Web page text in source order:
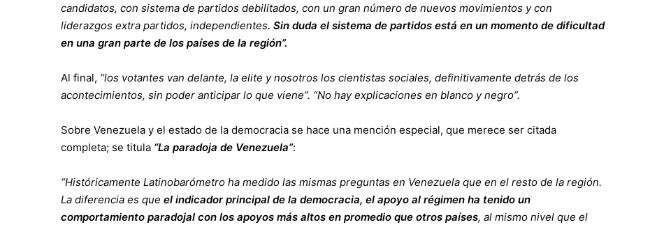
candidatos, con sistema de partidos debilitados, con un gran número de nuevos movimientos y con
liderazgos extra partidos, independientes. Sin duda el sistema de partidos está en un momento de dificultad
en una gran parte de los países de la región”.
Al final, “los votantes van delante, la elite y nosotros los cientistas sociales, definitivamente detrás de los
acontecimientos, sin poder anticipar lo que viene”. “No hay explicaciones en blanco y negro”.
Sobre Venezuela y el estado de la democracia se hace una mención especial, que merece ser citada
completa; se titula “La paradoja de Venezuela”:
“Históricamente Latinobarómetro ha medido las mismas preguntas en Venezuela que en el resto de la región.
La diferencia es que el indicador principal de la democracia, el apoyo al régimen ha tenido un
comportamiento paradojal con los apoyos más altos en promedio que otros países, al mismo nivel que el